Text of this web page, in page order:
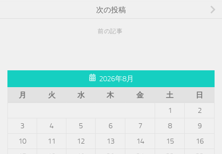
次の投稿
前の記事
2026年8月
月
火 水 木 金 土
日
1
2
3
4 5 6 7 8
9
10
11 12 13 14 15
16